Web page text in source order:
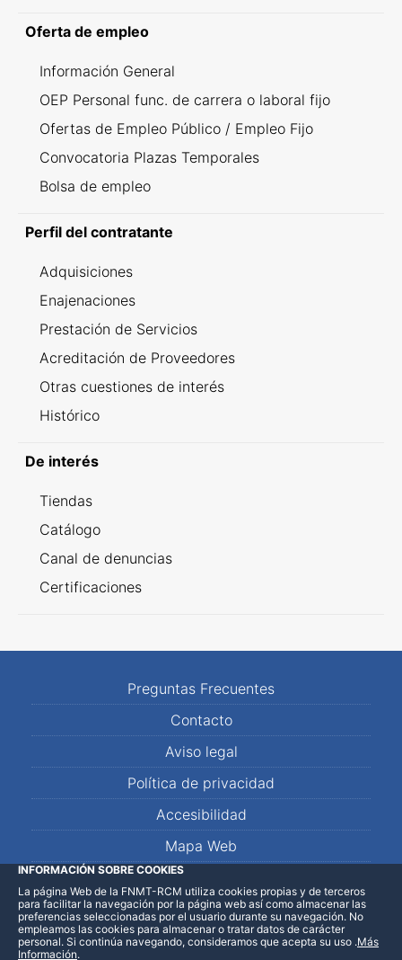
Oferta de empleo
Información General
OEP Personal func. de carrera o laboral fijo
Ofertas de Empleo Público / Empleo Fijo
Convocatoria Plazas Temporales
Bolsa de empleo
Perfil del contratante
Adquisiciones
Enajenaciones
Prestación de Servicios
Acreditación de Proveedores
Otras cuestiones de interés
Histórico
De interés
Tiendas
Catálogo
Canal de denuncias
Certificaciones
Preguntas Frecuentes
Contacto
Aviso legal
Política de privacidad
Accesibilidad
Mapa Web
LinkedInFacebookWhatsApp
INFORMACIÓN SOBRE COOKIES
La página Web de la FNMT-RCM utiliza cookies propias y de terceros
para facilitar la navegación por la página web así como almacenar las
preferencias seleccionadas por el usuario durante su navegación. No
empleamos las cookies para almacenar o tratar datos de carácter
personal. Si continúa navegando, consideramos que acepta su uso .Más
Información.